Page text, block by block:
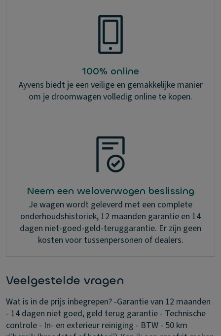
100% online
Ayvens biedt je een veilige en gemakkelijke manier
om je droomwagen volledig online te kopen.
Neem een weloverwogen beslissing
Je wagen wordt geleverd met een complete
onderhoudshistoriek, 12 maanden garantie en 14
dagen niet-goed-geld-teruggarantie. Er zijn geen
kosten voor tussenpersonen of dealers.
Veelgestelde vragen
Wat is in de prijs inbegrepen? -Garantie van 12 maanden
- 14 dagen niet goed, geld terug garantie - Technische
controle - In- en exterieur reiniging - BTW - 50 km